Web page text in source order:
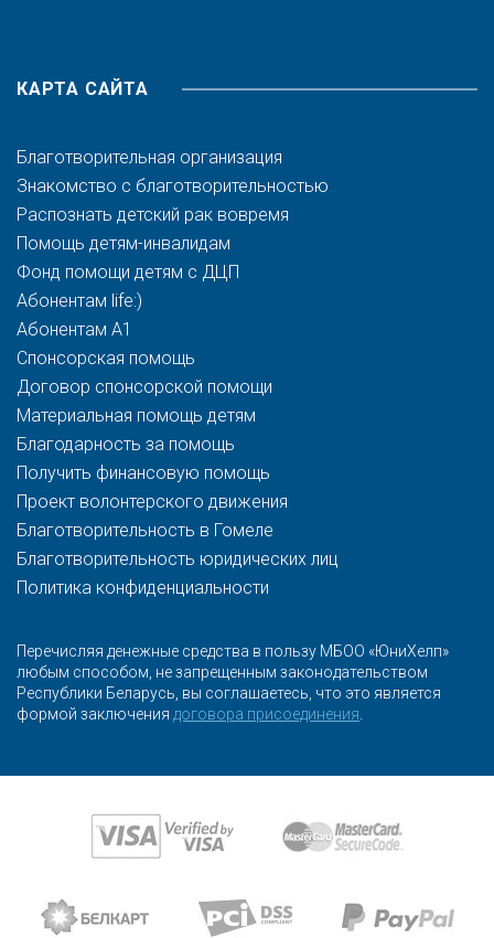
КАРТА САЙТА
Благотворительная организация
Знакомство с благотворительностью
Распознать детский рак вовремя
Помощь детям-инвалидам
Фонд помощи детям с ДЦП
Абонентам life:)
Абонентам A1
Спонсорская помощь
Договор спонсорской помощи
Материальная помощь детям
Благодарность за помощь
Получить финансовую помощь
Проект волонтерского движения
Благотворительность в Гомеле
Благотворительность юридических лиц
Политика конфиденциальности
Перечисляя денежные средства в пользу МБОО «ЮниХелп»
любым способом, не запрещенным законодательством
Республики Беларусь, вы соглашаетесь, что это является
формой заключения договора присоединения